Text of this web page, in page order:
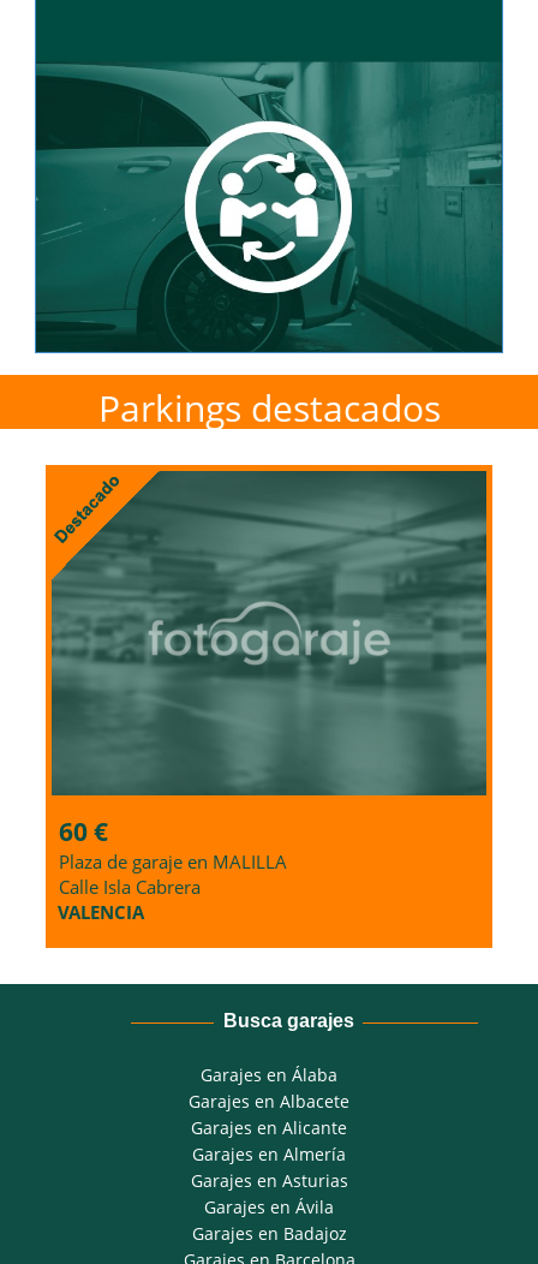
Parkings destacados
60 €
Plaza de garaje en MALILLA
Calle Isla Cabrera
VALENCIA
Busca garajes
Garajes en Álaba
Garajes en Albacete
Garajes en Alicante
Garajes en Almería
Garajes en Asturias
Garajes en Ávila
Garajes en Badajoz